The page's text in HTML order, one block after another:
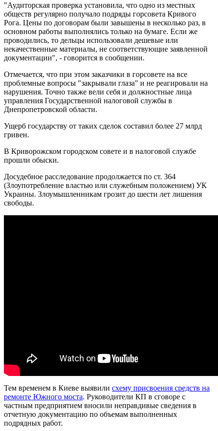
"Аудиторская проверка установила, что одно из местных
обществ регулярно получало подряды горсовета Кривого
Рога. Цены по договорам были завышены в несколько раз, в
основном работы выполнялись только на бумаге. Если же
проводились, то дельцы использовали дешевые или
некачественные материалы, не соответствующие заявленной
документации", - говорится в сообщении.
Отмечается, что при этом заказчики в горсовете на все
проблемные вопросы "закрывали глаза" и не реагировали на
нарушения. Точно также вели себя и должностные лица
управления Государственной налоговой службы в
Днепропетровской области.
Ущерб государству от таких сделок составил более 27 млрд
гривен.
В Криворожском городском совете и в налоговой службе
прошли обыски.
Досудебное расследование продолжается по ст. 364
(Злоупотребление властью или служебным положением) УК
Украины. Злоумышленникам грозит до шести лет лишения
свободы.
Тем временем в Киеве выявили схему присвоения средств на
ремонте Южного моста. Руководители КП в сговоре с
частным предприятием вносили неправдивые сведения в
отчетную документацию по объемам выполненных
подрядных работ.